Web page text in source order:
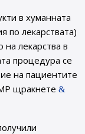
в хуманната
по лекарствата)
лекарства в
процедура се
на пациентите
щракнете